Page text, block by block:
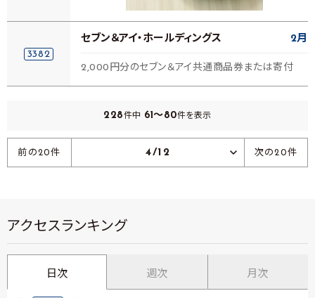
3382
セブン＆アイ・ホールディングス 2月
2,000円分のセブン＆アイ共通商品券または寄付
228件中 61～80件を表示
前の20件 4/12 次の20件
アクセスランキング
日次 週次 月次